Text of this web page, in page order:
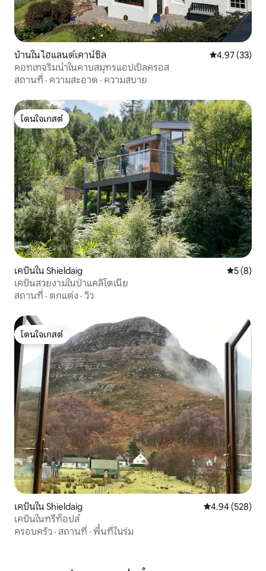
บ้านใน ไฮแลนด์เคาน์ซิล คะแนนเฉลี่ย
4.97 (33)
คอทเทจริมน้ำในคาบสมุทรแอปเปิลครอส
สถานที่ · ความสะอาด · ความสบาย
โดนใจเกสต์
โดนใจเกสต์
เคบินใน Shieldaig คะแนนเฉ
5 (8)
เคบินสวยงามในป่าแคลิโดเนีย
สถานที่ · ตกแต่ง · วิว
โดนใจเกสต์
โดนใจเกสต์
เคบินใน Shieldaig คะแนนเฉลี่ย
4.94 (528)
เคบินในทรีท็อปส์
ครอบครัว · สถานที่ · พื้นที่ในร่ม